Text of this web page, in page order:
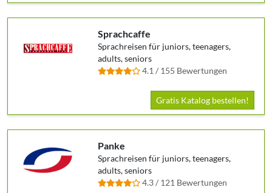
Sprachcaffe
Sprachreisen für juniors, teenagers,
adults, seniors
4.1 / 155 Bewertungen
Gratis Katalog bestellen!
Panke
Sprachreisen für juniors, teenagers,
adults, seniors
4.3 / 121 Bewertungen